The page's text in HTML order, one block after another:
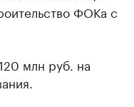
ФОКа с
млн руб. на